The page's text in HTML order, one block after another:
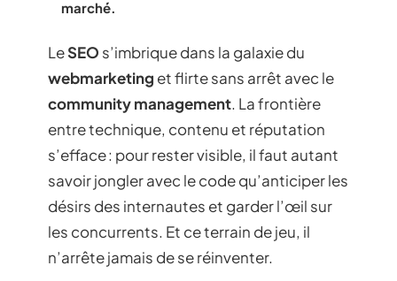
marché.
LeSEO s’imbrique dans la galaxie du
webmarketing et flirte sans arrêt avec le
community management. La frontière
entre technique, contenu et réputation
s’efface : pour rester visible, il faut autant
savoir jongler avec le code qu’anticiper les
désirs des internautes et garder l’œil sur
les concurrents. Et ce terrain de jeu, il
n’arrête jamais de se réinventer.